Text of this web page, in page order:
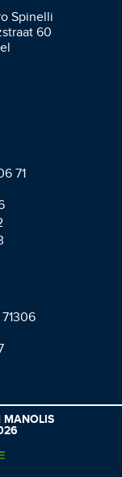
Spinelli
60
71